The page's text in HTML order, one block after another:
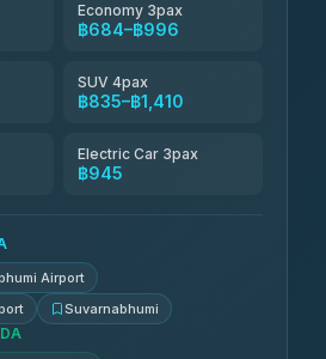
Economy 3pax
฿684–฿996
SUV 4pax
฿835–฿1,410
Electric Car 3pax
฿945
Airport
Suvarnabhumi